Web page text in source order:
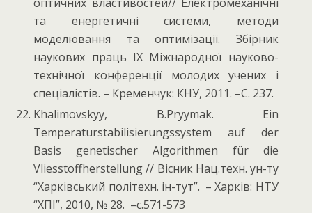
та енергетичні системи, методи
моделювання та оптимізації. Збірник
наукових праць ІХ Міжнародної науково-
технічної конференції молодих учених і
спеціалістів. – Кременчук: КНУ, 2011. –C. 237.
Khalimovskyy, B.Pryymak. Eіn
Temperaturstabilisierungssystem auf der
Basis genetischer Algorithmen für die
Vliesstoffherstellung // Вісник Нац.техн. ун-ту
“Харківський політехн. ін-тут”. – Харків: НТУ
“ХПІ”, 2010, № 28. –с.571-573